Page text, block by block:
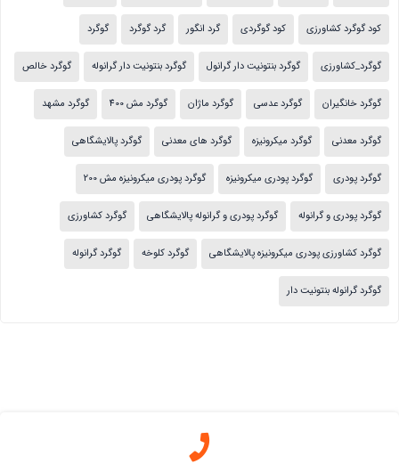
کود گوگرد کشاورزی کود گوگردی گرد انگور گرد گوگرد گوگرد
گوگرد_کشاورزی گوگرد بنتونیت دار گرانول گوگرد بنتونیت دار گرانوله گوگرد خالص
گوگرد خانگیران گوگرد عدسی گوگرد ماژان گوگرد مش 400 گوگرد مشهد
گوگرد معدنی گوگرد میکرونیزه گوگرد های معدنی گوگرد پالایشگاهی
گوگرد پودری گوگرد پودری میکرونیزه گوگرد پودری میکرونیزه مش 200
گوگرد پودری و گرانوله گوگرد پودری و گرانوله پالایشگاهی گوگرد کشاورزی
گوگرد کشاورزی پودری میکرونیزه پالایشگاهی گوگرد کلوخه گوگرد گرانوله
گوگرد گرانوله بنتونیت دار